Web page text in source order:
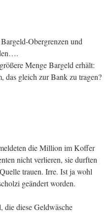
Obergrenzen und
Menge Bargeld erhält:
das gleich zur Bank zu tragen?
die Million im Koffer
nicht verlieren, sie durften
trauen. Irre. Ist ja wohl
geändert worden.
diese Geldwäsche